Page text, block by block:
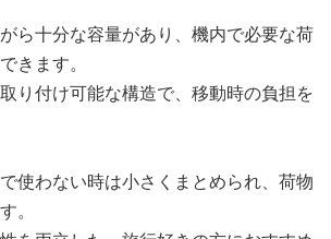
ら十分な容量があり、機内で必要な荷
きます。
り付け可能な構造で、移動時の負担を
使わない時は小さくまとめられ、荷物
。